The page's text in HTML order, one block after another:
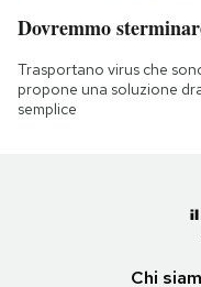
Dovremmo
Trasportano virus che
propone una soluzione
semplice
Chi